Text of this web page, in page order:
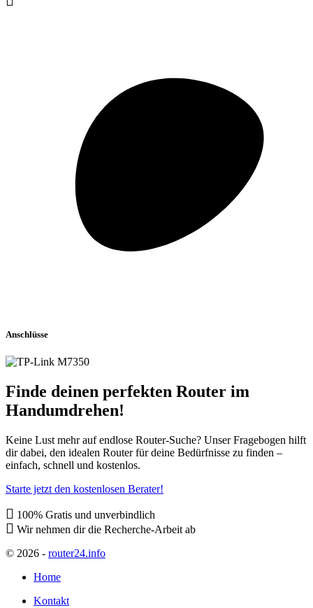
Anschlüsse
Finde deinen perfekten Router im
Handumdrehen!
Keine Lust mehr auf endlose Router-Suche? Unser Fragebogen hilft
dir dabei, den idealen Router für deine Bedürfnisse zu finden –
einfach, schnell und kostenlos.
Starte jetzt den kostenlosen Berater!
100% Gratis und unverbindlich
Wir nehmen dir die Recherche-Arbeit ab
© 2026 - router24.info
Home
Kontakt